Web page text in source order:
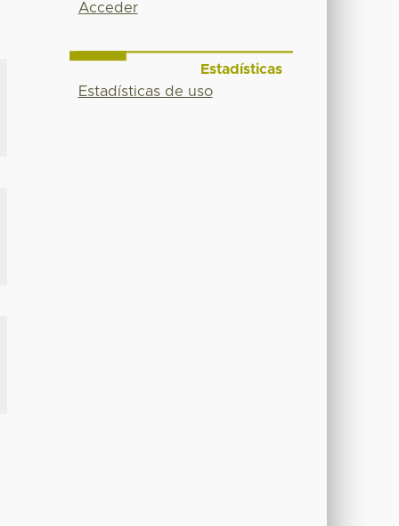
Acceder
Estadísticas
Estadísticas de uso